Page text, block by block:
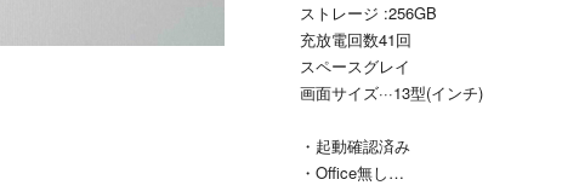
ストレージ :256GB
充放電回数41回
スペースグレイ
画面サイズ···13型(インチ)
・起動確認済み
・Office無し